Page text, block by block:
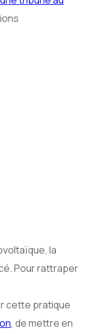
la
Pour rattraper
cette pratique
, de mettre en